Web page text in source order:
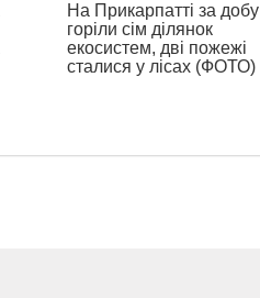
На Прикарпатті за добу
горіли сім ділянок
екосистем, дві пожежі
сталися у лісах (ФОТО)